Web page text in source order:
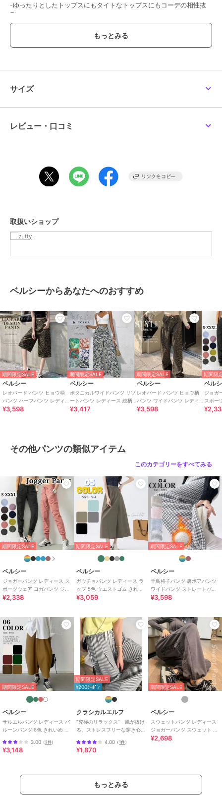
-ゆったりとしたトップスにもタイトなトップスにもコーデの相性抜
群
-お出掛けとしても部屋着としても活躍するヘビロテアイテムです
カラー：ベージュ/オフベージュ
このあたりに興味のある方におすすめです。
#ひょう柄、#アニマル柄、#ズボン
アニマル柄 ハイウエスト とろみ 落ち感 セクシー カジュアル 楽ちん
【ストリート・個性派コーデ】
【デート・お出かけ】
レオパード柄の柄が女性らしさをプラス。
・トップス: シャツ / ブラウス / Tシャツ / カットソー / ニット
・アウター: ジャケット / コート / カーディガン / パーカー
・足元: スニーカー / パンプス / ローファー / ブーツ
・バッグ: ショルダーバッグ / トートバッグ / ハンドバッグ
ヒョウ柄パンツは、リラックスカジュアルにアクセント。
レディースコーデのバリエーションが広がる、ヒョウ柄パンツのおす
すめポイントをぜひお試しください。■素材とサイズ感
【素材構成】
エステルベロア-ポリエステル100%
詳細スペックは画像欄からご確認ください。
■お手入れ方法
【洗濯】
家庭で洗える素材ですが、初回は単独洗い推奨。
裏返してネット使用、洗濯機の弱水流コースまたは手洗いがおすすめ
です。
乾燥機の使用は縮みの原因になるため、陰干しでお願いします。
【シワ・形くずれ対策】
洗濯後は軽く形を整えて干すと、キレイなシルエットを保てます。
アイロンは中温で当て布を使用してください。
■カラーバリエーション
詳細は画像欄をご確認ください。複数カラー展開で気分やシーンに合
わせて選べます。
ヒョウ柄パンツ / レオパード柄 / ヒョウ柄 / レオパード / ガウチョ /
ワイドパンツ / レディース / 韓国ファッション
期間限定セール開催中
ブランド ベルシー
ショップ zutty
商品カテゴリ パンツ ／
パンツ ／その他パンツ
オフベージュ、ベージュ
サイズ
レビュー・口コミ
取扱いショップ
ベルシーからあなたへのおすすめ
期間限定SALE
ベルシー
レオパード パンツ ヒョウ柄
パンツ ハーフパンツ レディ
ース アニマル柄 Y2K 大きい
¥3,598
期間限定SALE
ベルシー
ボタニカルワイドパンツ リゾ
ートパンツ レディース 総柄
リーフ柄 6色 大きいサイズ
¥3,417
期間限定SALE
ベルシー
レオパード パンツ ヒョウ柄
パンツ ワイドパンツ レディ
ース アニマル柄 Y2K ハイウ
¥3,598
期間限
ベル
ジョガ
スポー
ジムウ
その他パンツの類似アイテム
このカテゴリーをすべてみる
期間限定SALE
ベルシー
ジョガーパンツ レディース ス
ポーツウェア ヨガパンツ ジム
ウェア ナイロンパンツ 大きい
¥2,338
期間限定SALE
ベルシー
ガウチョパンツ レディース ラ
ップ 5色 ウエストゴム きれい
め 春夏
¥3,059
期間限定SALE
ベルシー
千鳥格子パンツ 裏ボアパンツ
ワイドパンツ ストレートパン
ツ あったか 韓国 レディース
¥3,598
期間限定SALE
ベルシー
サルエルパンツ レディース バ
ルーンパンツ 6色 きれいめ 大
3.00 （2件）
¥3,148
期間限定SALE
¥200ｸｰﾎﾟﾝ
クラシカルエルフ
”究極のリラックス” 風が抜け
る、ストレスフリーな穿き心
ドカーブパンツ
4.00 （1件）
¥1,870
期間限定SALE
ベルシー
スウェットパンツ レディース
ジョガーパンツ スウェット ル
ームウェア ストリート 裏毛
¥2,698
もっとみる